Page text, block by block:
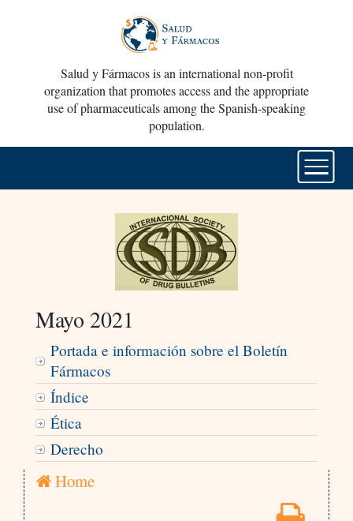
Salud y Fármacos is an international non-profit
organization that promotes access and the appropriate
use of pharmaceuticals among the Spanish-speaking
population.
Mayo 2021
Portada e información sobre el Boletín
Fármacos
Índice
Ética
Derecho
Home